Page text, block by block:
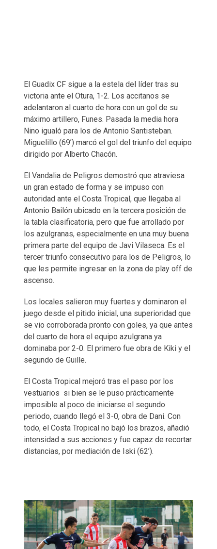
El Guadix CF sigue a la estela del líder tras su
victoria ante el Otura, 1-2. Los accitanos se
adelantaron al cuarto de hora con un gol de su
máximo artillero, Funes. Pasada la media hora
Nino igualó para los de Antonio Santisteban.
Miguelillo (69’) marcó el gol del triunfo del equipo
dirigido por Alberto Chacón.
El Vandalia de Peligros demostró que atraviesa
un gran estado de forma y se impuso con
autoridad ante el Costa Tropical, que llegaba al
Antonio Bailón ubicado en la tercera posición de
la tabla clasificatoria, pero que fue arrollado por
los azulgranas, especialmente en una muy buena
primera parte del equipo de Javi Vilaseca. Es el
tercer triunfo consecutivo para los de Peligros, lo
que les permite ingresar en la zona de play off de
ascenso.
Los locales salieron muy fuertes y dominaron el
juego desde el pitido inicial, una superioridad que
se vio corroborada pronto con goles, ya que antes
del cuarto de hora el equipo azulgrana ya
dominaba por 2-0. El primero fue obra de Kiki y el
segundo de Guille.
El Costa Tropical mejoró tras el paso por los
vestuarios si bien se le puso prácticamente
imposible al poco de iniciarse el segundo
periodo, cuando llegó el 3-0, obra de Dani. Con
todo, el Costa Tropical no bajó los brazos, añadió
intensidad a sus acciones y fue capaz de recortar
distancias, por mediación de Iski (62’).